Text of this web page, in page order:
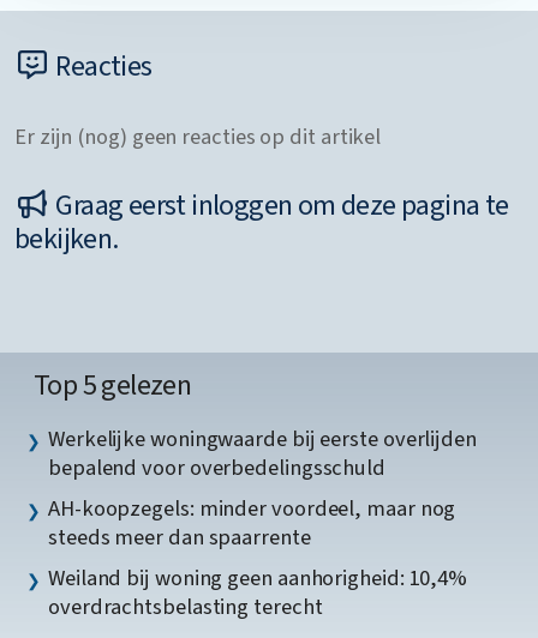
Reacties
Er zijn (nog) geen reacties op dit artikel
Graag eerst inloggen om deze pagina te
bekijken.
Top 5 gelezen
Werkelijke woningwaarde bij eerste overlijden
bepalend voor overbedelingsschuld
AH-koopzegels: minder voordeel, maar nog
steeds meer dan spaarrente
Weiland bij woning geen aanhorigheid: 10,4%
overdrachtsbelasting terecht